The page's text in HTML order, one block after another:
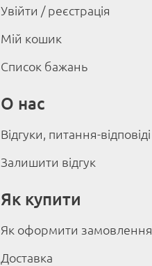
Увійти / реєстрація
Мій кошик
Список бажань
О нас
Відгуки, питання-відповіді
Залишити відгук
Як купити
Як оформити замовлення
Доставка